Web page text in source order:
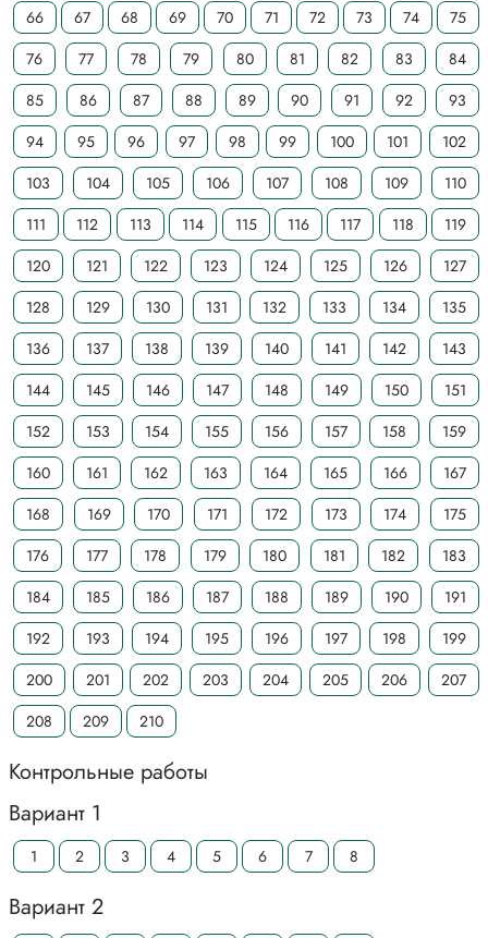
66
67 68 69 70 71 72 73 74
75
76
77 78 79 80 81 82 83
84
85
86 87 88 89 90 91 92
93
94
95 96 97 98 99 100 101
102
103
104 105 106 107 108 109
110
111
112 113 114 115 116 117 118
119
120
121 122 123 124 125 126
127
128
129 130 131 132 133 134
135
136
137 138 139 140 141 142
143
144
145 146 147 148 149 150
151
152
153 154 155 156 157 158
159
160
161 162 163 164 165 166
167
168
169 170 171 172 173 174
175
176
177 178 179 180 181 182
183
184
185 186 187 188 189 190
191
192
193 194 195 196 197 198
199
200
201 202 203 204 205 206
207
208
209 210
Контрольные работы
Вариант 1
1 2 3 4 5 6 7 8
Вариант 2